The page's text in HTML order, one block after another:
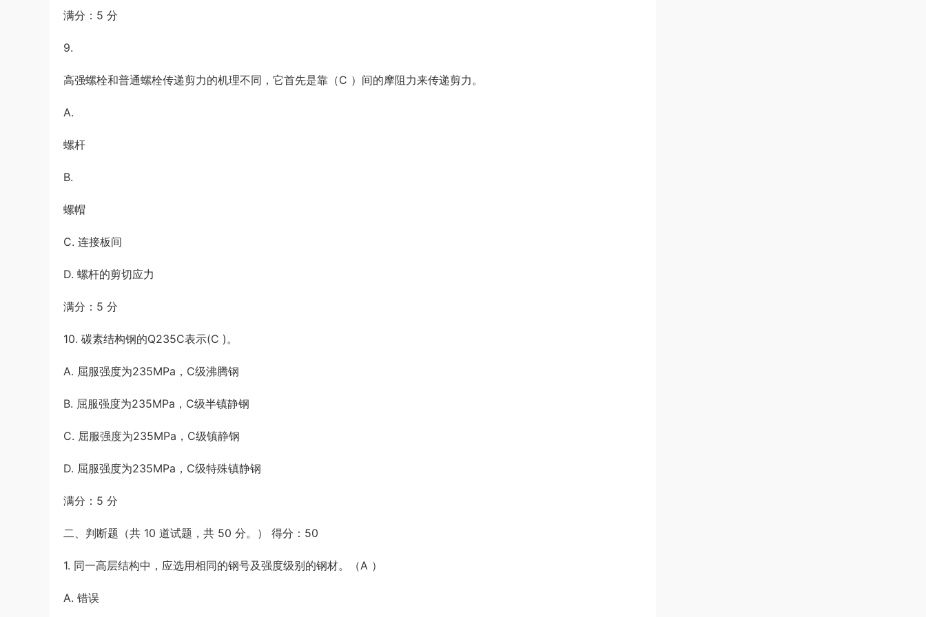
满分：5 分
9.
高强螺栓和普通螺栓传递剪力的机理不同，它首先是靠（C ）间的摩阻力来传递剪力。
A.
螺杆
B.
螺帽
C. 连接板间
D. 螺杆的剪切应力
满分：5 分
10. 碳素结构钢的Q235C表示(C )。
A. 屈服强度为235MPa，C级沸腾钢
B. 屈服强度为235MPa，C级半镇静钢
C. 屈服强度为235MPa，C级镇静钢
D. 屈服强度为235MPa，C级特殊镇静钢
满分：5 分
二、判断题（共 10 道试题，共 50 分。） 得分：50
1. 同一高层结构中，应选用相同的钢号及强度级别的钢材。（A ）
A. 错误